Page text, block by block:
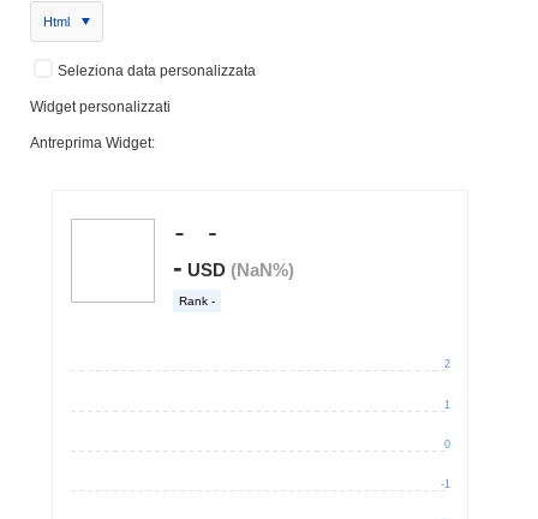
Html
Seleziona data personalizzata
Widget personalizzati
Antreprima Widget: